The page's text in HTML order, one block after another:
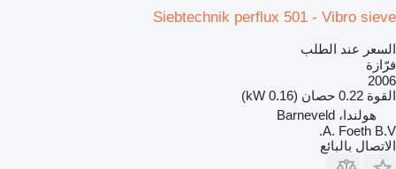
Siebtechnik perflux 501 - Vibro sieve
السعر عند الطلب
فرّازة
2006
القوة 0.22 حصان (0.16 kW)
هولندا، Barneveld
A. Foeth B.V.
الاتصال بالبائع